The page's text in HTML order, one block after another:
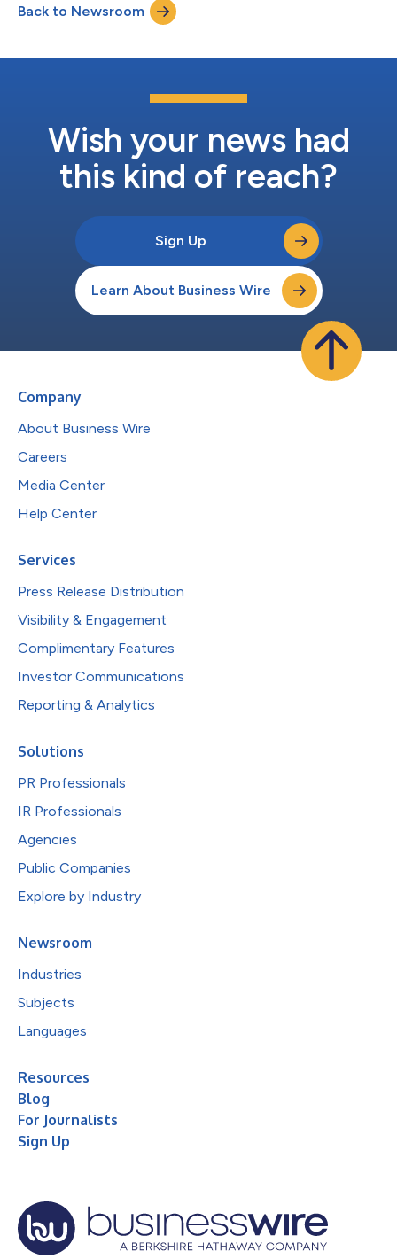
agentique, Floward gère désormais des volumes
conversationnels 13 foi...
Back to Newsroom
Wish your news had
this kind of reach?
Sign Up
Learn About Business Wire
Company
About Business Wire
Careers
Media Center
Help Center
Services
Press Release Distribution
Visibility & Engagement
Complimentary Features
Investor Communications
Reporting & Analytics
Solutions
PR Professionals
IR Professionals
Agencies
Public Companies
Explore by Industry
Newsroom
Industries
Subjects
Languages
Resources
Blog
For Journalists
Sign Up